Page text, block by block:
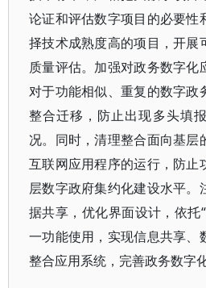
论证和评估数字项目的必要性
择技术成熟度高的项目，开展
质量评估。加强对政务数字化
对于功能相似、重复的数字政
整合迁移，防止出现多头填
况。同时，清理整合面向基层
互联网应用程序的运行，防止
层数字政府集约化建设水平。
据共享，优化界面设计，依托
一功能使用，实现信息共享、
整合应用系统，完善政务数字化